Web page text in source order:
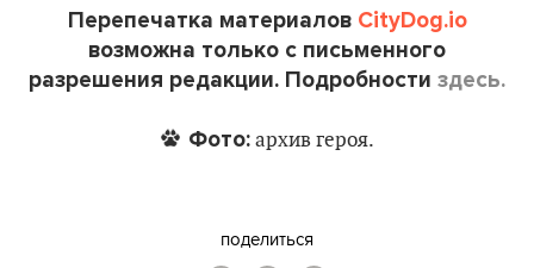
Перепечатка материалов CityDog.io
возможна только с письменного
разрешения редакции. Подробности здесь.
Фото:архив героя.
поделиться